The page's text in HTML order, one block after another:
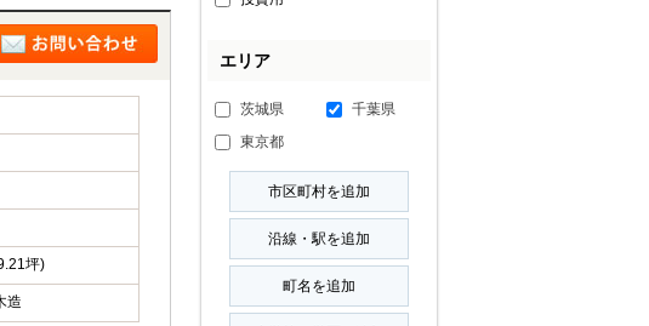
坪)
造
エリア
茨城県
千葉県
東京都